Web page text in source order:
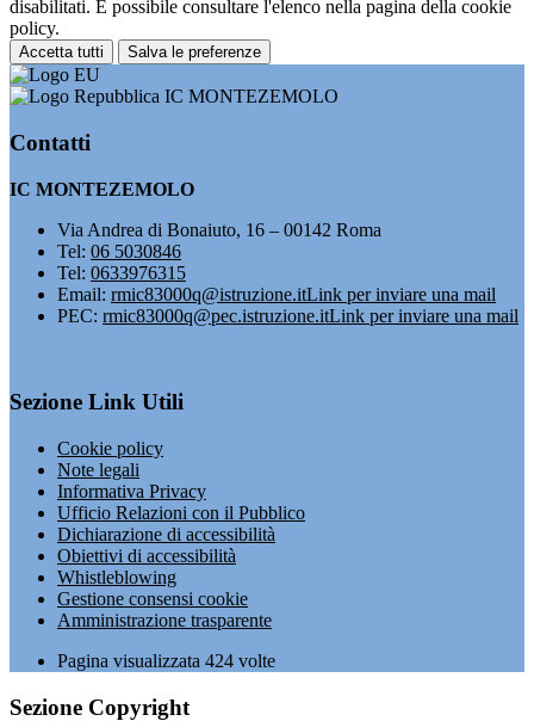
disabilitati. È possibile consultare l'elenco nella pagina della cookie
policy.
Accetta tutti Salva le preferenze
IC MONTEZEMOLO
Contatti
IC MONTEZEMOLO
Via Andrea di Bonaiuto, 16 – 00142 Roma
Tel: 06 5030846
Tel: 0633976315
Email: rmic83000q@istruzione.itLink per inviare una mail
PEC: rmic83000q@pec.istruzione.itLink per inviare una mail
Sezione Link Utili
Cookie policy
Note legali
Informativa Privacy
Ufficio Relazioni con il Pubblico
Dichiarazione di accessibilità
Obiettivi di accessibilità
Whistleblowing
Gestione consensi cookie
Amministrazione trasparente
Pagina visualizzata 424 volte
Sezione Copyright